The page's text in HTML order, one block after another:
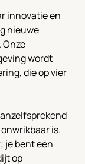
innovatie en
nieuwe
wordt
die op vier
is.
je bent een
op